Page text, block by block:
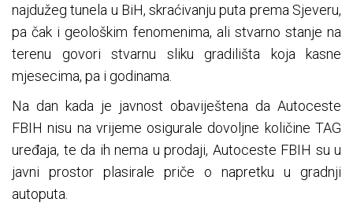
najdužeg tunela u BiH, skraćivanju puta prema Sjeveru,
pa čak i geološkim fenomenima, ali stvarno stanje na
terenu govori stvarnu sliku gradilišta koja kasne
mjesecima, pa i godinama.
Na dan kada je javnost obaviještena da Autoceste
FBIH nisu na vrijeme osigurale dovoljne količine TAG
uređaja, te da ih nema u prodaji, Autoceste FBIH su u
javni prostor plasirale priče o napretku u gradnji
autoputa.